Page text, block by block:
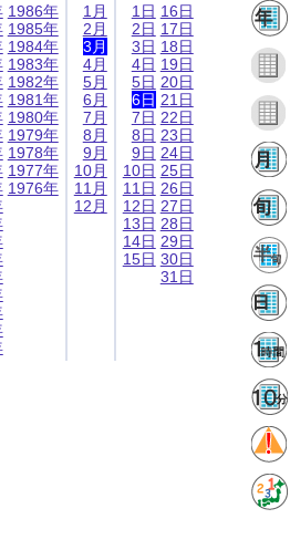
1986年
1985年
1984年
1983年
1982年
1981年
1980年
1979年
1978年
1977年
1976年
1月
2月
3月
4月
5月
6月
7月
8月
9月
10月
11月
12月
1日
2日
3日
4日
5日
6日
7日
8日
9日
10日
11日
12日
13日
14日
15日
16日
17日
18日
19日
20日
21日
22日
23日
24日
25日
26日
27日
28日
29日
30日
31日